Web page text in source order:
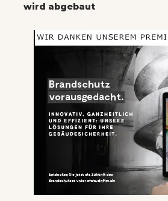
wird abgebaut